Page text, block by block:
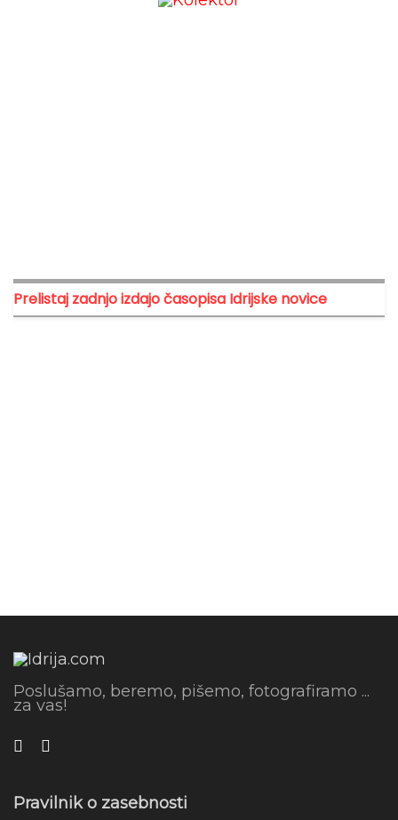
Prelistaj zadnjo izdajo časopisa Idrijske novice
Poslušamo, beremo, pišemo, fotografiramo ...
za vas!
Pravilnik o zasebnosti